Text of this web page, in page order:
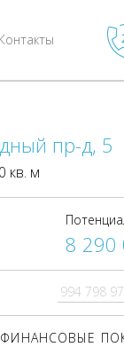
Контакты
пр-д, 5
кв. м
8 290